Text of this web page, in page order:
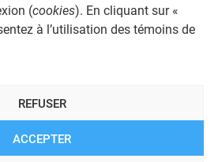
(cookies). En cliquant sur «
à l’utilisation des témoins de
ACCEPTER
REFUSER
DES PLAINTES
D'INTÉRÊTS